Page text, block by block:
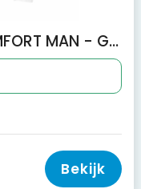
Cottover SHIRT TWILL COMFORT MAN - GOTS GECERTIFICEERD
Bekijk